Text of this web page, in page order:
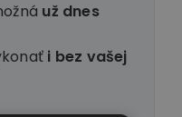
už dnes
i bez vašej